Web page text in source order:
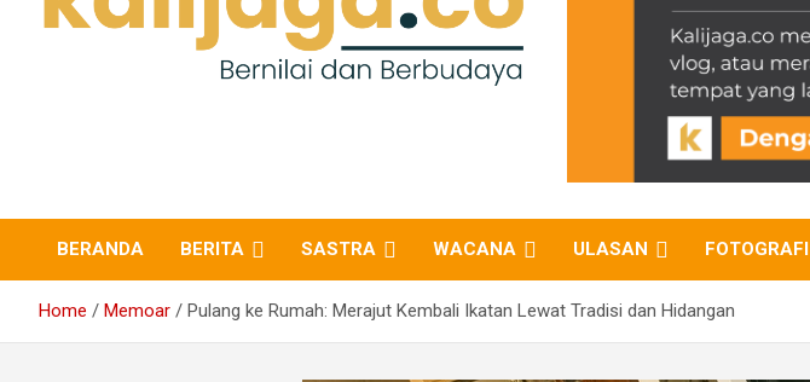
BERANDA BERITA SASTRA WACANA ULASAN FOTOGRAFI
Home Memoar Pulang ke Rumah: Merajut Kembali Ikatan Lewat Tradisi dan Hidangan